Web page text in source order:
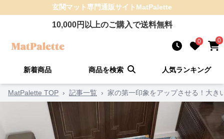
玄関マット専門通販サイト MatPalette
10,000円以上のご購入で送料無料
0 0
新着商品 商品を検索 人気ランキング
MatPalette TOP › 記事一覧 › 家の第一印象をアップさせる！大き